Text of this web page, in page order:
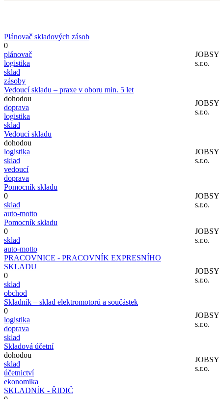
Plánovač skladových zásob
0
plánovač
logistika
sklad
zásoby
s.r.o.
Vedoucí skladu – praxe v oboru min. 5 let
dohodou
doprava
logistika
sklad
s.r.o.
Vedoucí skladu
dohodou
logistika
sklad
vedoucí
doprava
s.r.o.
Pomocník skladu
0
sklad
auto-motto
s.r.o.
Pomocník skladu
0
sklad
auto-motto
s.r.o.
PRACOVNICE - PRACOVNÍK EXPRESNÍHO
SKLADU
0
sklad
obchod
s.r.o.
Skladník – sklad elektromotorů a součástek
0
logistika
doprava
sklad
s.r.o.
Skladová účetní
dohodou
sklad
účetnictví
ekonomika
s.r.o.
SKLADNÍK - ŘIDIČ